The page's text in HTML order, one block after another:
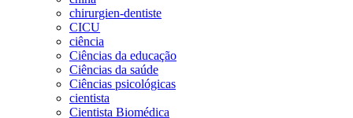
chirurgien-dentiste
CICU
ciência
Ciências da educação
Ciências da saúde
Ciências psicológicas
cientista
Cientista Biomédica